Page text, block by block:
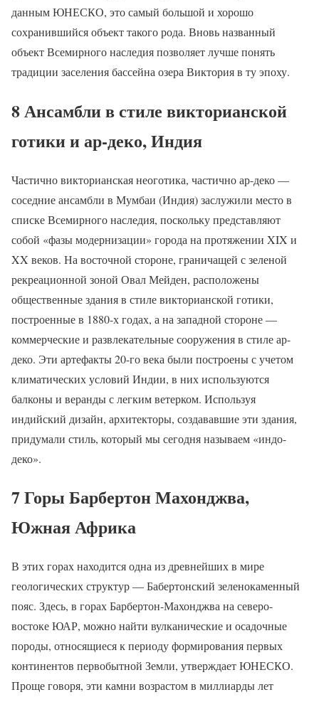
данным ЮНЕСКО, это самый большой и хорошо
сохранившийся объект такого рода. Вновь названный
объект Всемирного наследия позволяет лучше понять
традиции заселения бассейна озера Виктория в ту эпоху.
8 Ансамбли в стиле викторианской
готики и ар-деко, Индия
Частично викторианская неоготика, частично ар-деко —
соседние ансамбли в Мумбаи (Индия) заслужили место в
списке Всемирного наследия, поскольку представляют
собой «фазы модернизации» города на протяжении XIX и
XX веков. На восточной стороне, граничащей с зеленой
рекреационной зоной Овал Мейден, расположены
общественные здания в стиле викторианской готики,
построенные в 1880-х годах, а на западной стороне —
коммерческие и развлекательные сооружения в стиле ар-
деко. Эти артефакты 20-го века были построены с учетом
климатических условий Индии, в них используются
балконы и веранды с легким ветерком. Используя
индийский дизайн, архитекторы, создававшие эти здания,
придумали стиль, который мы сегодня называем «индо-
деко».
7 Горы Барбертон Махонджва,
Южная Африка
В этих горах находится одна из древнейших в мире
геологических структур — Бабертонский зеленокаменный
пояс. Здесь, в горах Барбертон-Махонджва на северо-
востоке ЮАР, можно найти вулканические и осадочные
породы, относящиеся к периоду формирования первых
континентов первобытной Земли, утверждает ЮНЕСКО.
Проще говоря, эти камни возрастом в миллиарды лет